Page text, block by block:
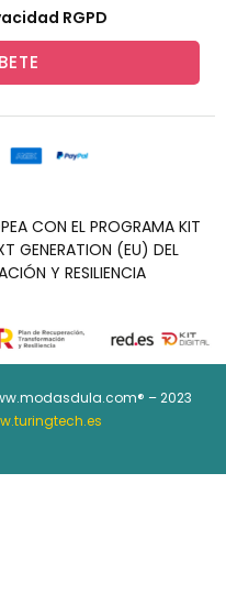
RGPD
CON EL PROGRAMA KIT
GENERATION (EU) DEL
Y RESILIENCIA
– 2023